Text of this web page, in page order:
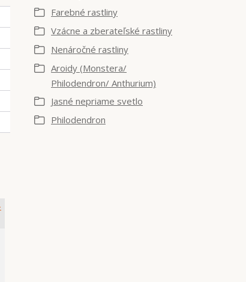
Farebné rastliny
Vzácne a zberateľské rastliny
Nenáročné rastliny
Aroidy (Monstera/
Philodendron/ Anthurium)
Jasné nepriame svetlo
Philodendron